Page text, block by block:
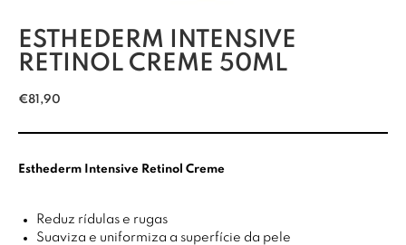
ESTHEDERM INTENSIVE
RETINOL CREME 50ML
€81,90
Esthederm Intensive Retinol Creme
Reduz rídulas e rugas
Suaviza e uniformiza a superfície da pele